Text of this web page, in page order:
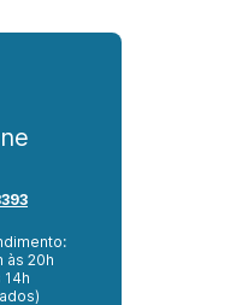
às 20h
14h